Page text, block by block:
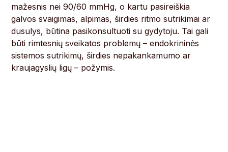
mažesnis nei 90/60 mmHg, o kartu pasireiškia
galvos svaigimas, alpimas, širdies ritmo sutrikimai ar
dusulys, būtina pasikonsultuoti su gydytoju. Tai gali
būti rimtesnių sveikatos problemų – endokrininės
sistemos sutrikimų, širdies nepakankamumo ar
kraujagyslių ligų – požymis.